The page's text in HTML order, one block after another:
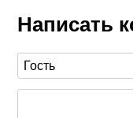
Написать